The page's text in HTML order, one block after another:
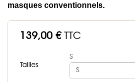
masques conventionnels.
139,00 € TTC
Tailles
S